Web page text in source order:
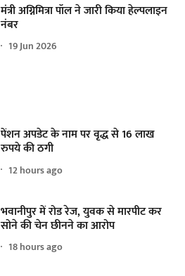
मंत्री अग्निमित्रा पॉल ने जारी किया हेल्पलाइन
नंबर
19 Jun 2026
पेंशन अपडेट के नाम पर वृद्ध से 16 लाख
रुपये की ठगी
12 hours ago
भवानीपुर में रोड रेज, युवक से मारपीट कर
सोने की चेन छीनने का आरोप
18 hours ago